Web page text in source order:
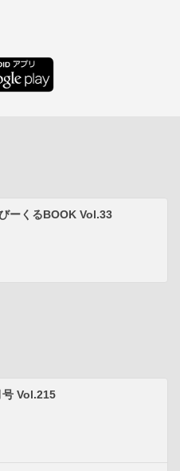
ーくるBOOK Vol.33
号 Vol.215